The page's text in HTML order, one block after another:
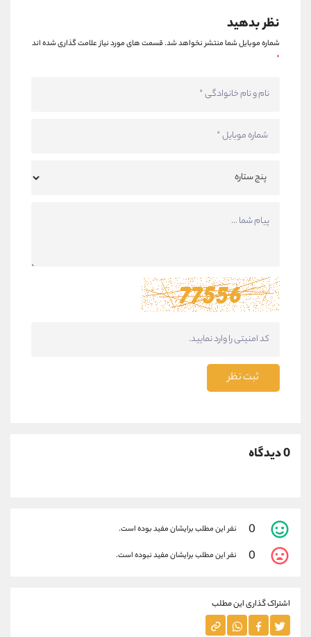
نظر بدهید
شماره موبایل شما منتشر نخواهد شد.قسمت های مورد نیاز علامت گذاری شده اند
*
ثبت نظر
0 دیدگاه
0 نفر این مطلب برایشان مفید بوده است.
0 نفر این مطلب برایشان مفید نبوده است.
اشتراک گذاری این مطلب